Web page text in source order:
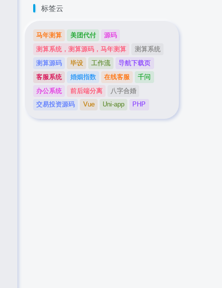
标签云
马年测算 美团代付
源码
测算系统，测算源码，马年测算
测算系统
测算源码
毕设 工作流
导航下载页
客服系统
婚姻指数 在线客服
千问
办公系统
前后端分离
八字合婚
交易投资源码
Vue Uni-app PHP